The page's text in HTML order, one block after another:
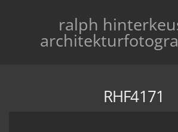
ralph
RHF4171